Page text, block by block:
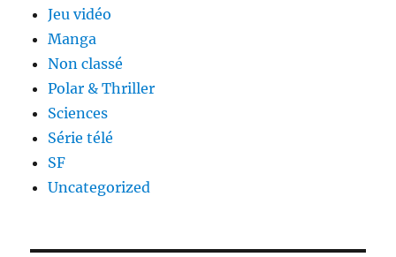
Jeu vidéo
Manga
Non classé
Polar & Thriller
Sciences
Série télé
SF
Uncategorized